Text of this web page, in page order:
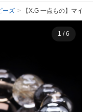
ーズ 【X.G 一点もの】マイ
1 /6